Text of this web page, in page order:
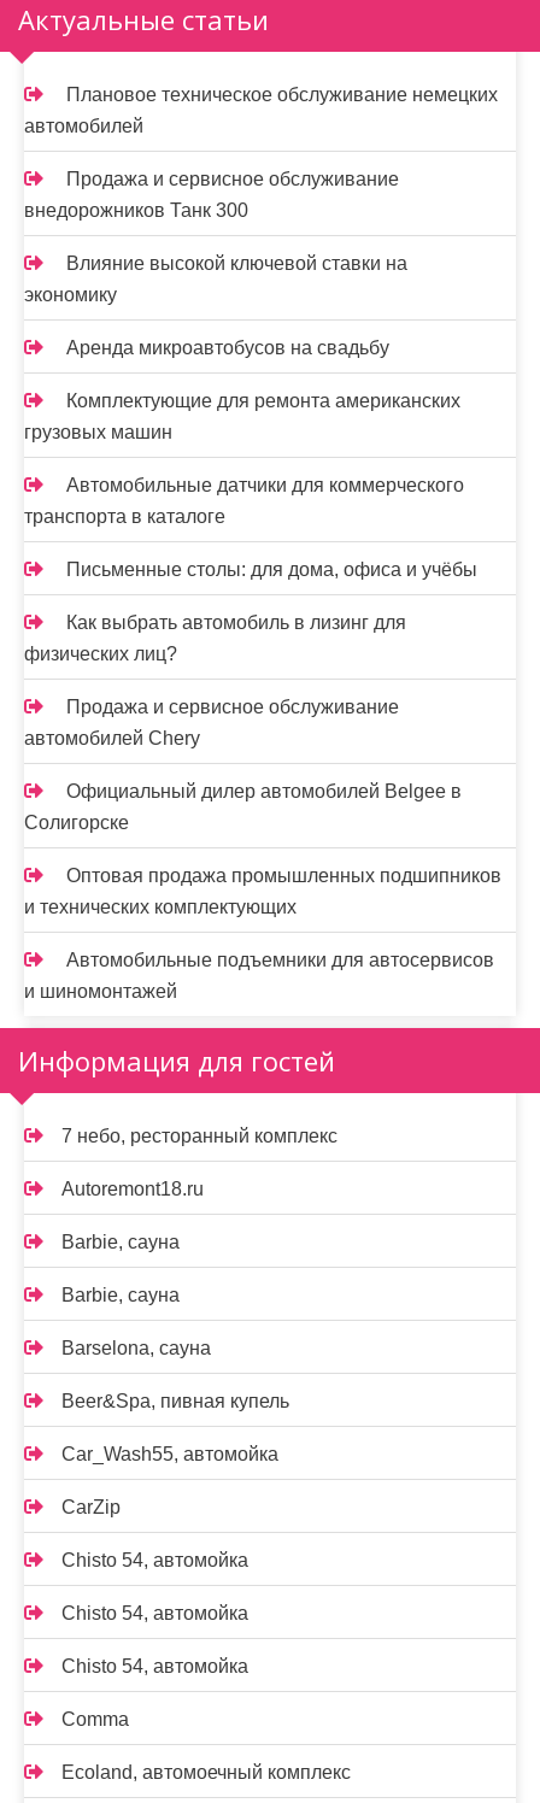
Актуальные статьи
Плановое техническое обслуживание немецких
автомобилей
Продажа и сервисное обслуживание
внедорожников Танк 300
Влияние высокой ключевой ставки на
экономику
Аренда микроавтобусов на свадьбу
Комплектующие для ремонта американских
грузовых машин
Автомобильные датчики для коммерческого
транспорта в каталоге
Письменные столы: для дома, офиса и учёбы
Как выбрать автомобиль в лизинг для
физических лиц?
Продажа и сервисное обслуживание
автомобилей Chery
Официальный дилер автомобилей Belgee в
Солигорске
Оптовая продажа промышленных подшипников
и технических комплектующих
Автомобильные подъемники для автосервисов
и шиномонтажей
Информация для гостей
7 небо, ресторанный комплекс
Autoremont18.ru
Barbie, сауна
Barbie, сауна
Barselona, сауна
Beer&Spa, пивная купель
Car_Wash55, автомойка
CarZip
Chisto 54, автомойка
Chisto 54, автомойка
Chisto 54, автомойка
Comma
Ecoland, автомоечный комплекс